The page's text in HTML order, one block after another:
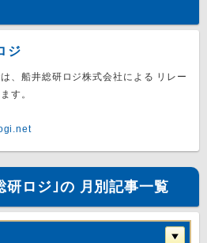
ジ
、船井総研ロジ株式会社による リレー
す。
研ロジ｣の 月別記事一覧